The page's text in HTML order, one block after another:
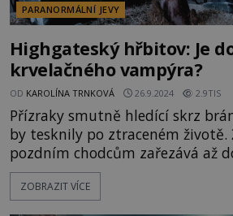
PARANORMÁLNÍ JEVY
Highgateský hřbitov: Je
krvelačného vampýra?
OD KAROLÍNA TRNKOVÁ 26.9.2024 2.9TIS
Přízraky smutně hledící skrz
by tesknily po ztraceném životě.
pozdním chodcům zařezává až
všeho neděsivější však je vysoký
hypnotickým pohledem, který se
ZOBRAZIT VÍCE